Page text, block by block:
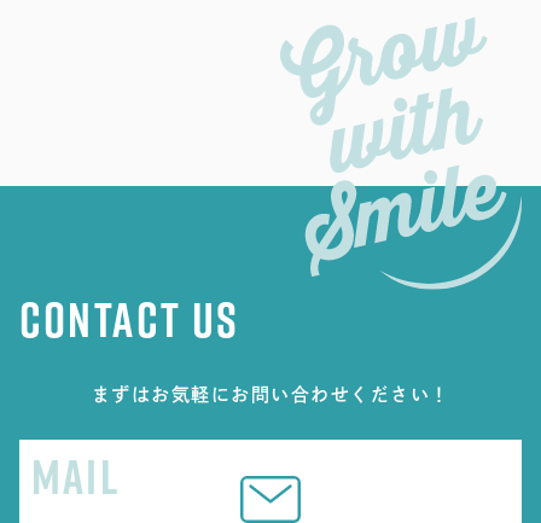
CONTACT US
まずはお気軽にお問い合わせください！
MAIL